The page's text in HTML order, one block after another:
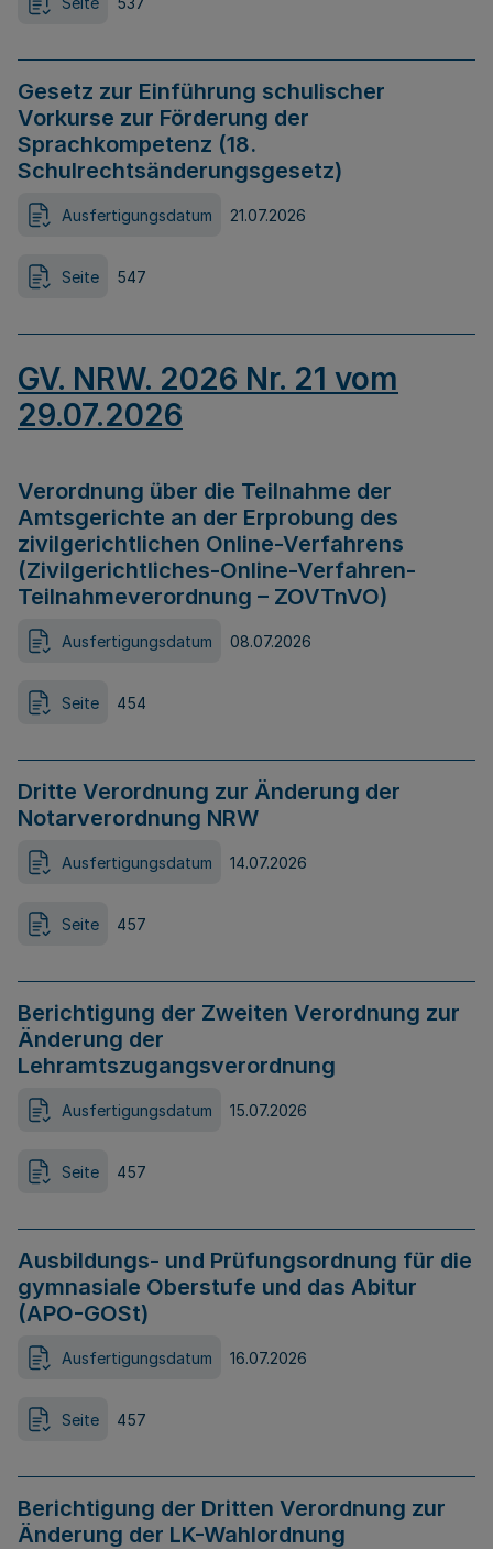
Gesetz zur Einführung schulischer
Vorkurse zur Förderung der
Sprachkompetenz (18.
Schulrechtsänderungsgesetz)
Ausfertigungsdatum 21.07.2026
Seite 547
GV. NRW. 2026 Nr. 21 vom
29.07.2026
Verordnung über die Teilnahme der
Amtsgerichte an der Erprobung des
zivilgerichtlichen Online-Verfahrens
(Zivilgerichtliches-Online-Verfahren-
Teilnahmeverordnung – ZOVTnVO)
Ausfertigungsdatum 08.07.2026
Seite 454
Dritte Verordnung zur Änderung der
Notarverordnung NRW
Ausfertigungsdatum 14.07.2026
Seite 457
Berichtigung der Zweiten Verordnung zur
Änderung der
Lehramtszugangsverordnung
Ausfertigungsdatum 15.07.2026
Seite 457
Ausbildungs- und Prüfungsordnung für die
gymnasiale Oberstufe und das Abitur
(APO-GOSt)
Ausfertigungsdatum 16.07.2026
Seite 457
Berichtigung der Dritten Verordnung zur
Änderung der LK-Wahlordnung